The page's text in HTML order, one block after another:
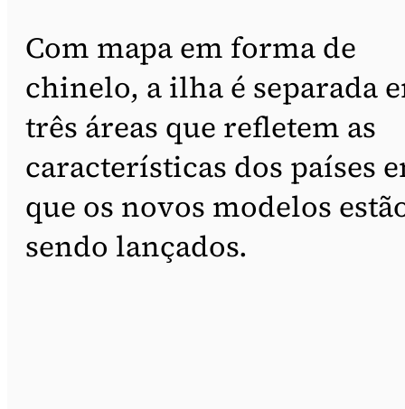
Com mapa em forma de
chinelo, a ilha é separada
três áreas que refletem as
características dos países
que os novos modelos
sendo lançados.